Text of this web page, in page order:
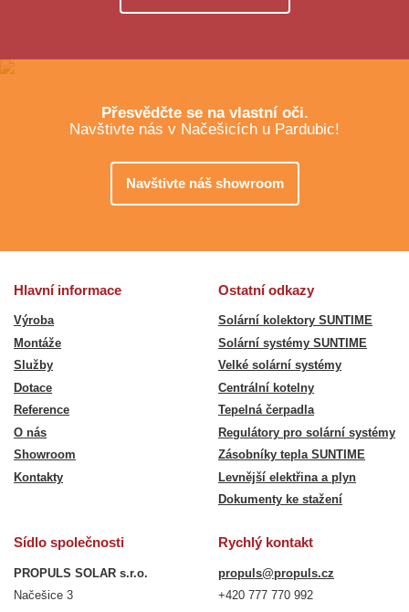
Přesvědčte se na vlastní oči.
Navštivte nás v Načešicích u Pardubic!
Navštivte náš showroom
Hlavní informace
Výroba
Montáže
Služby
Dotace
Reference
O nás
Showroom
Kontakty
Ostatní odkazy
Solární kolektory SUNTIME
Solární systémy SUNTIME
Velké solární systémy
Centrální kotelny
Tepelná čerpadla
Regulátory pro solární systémy
Zásobníky tepla SUNTIME
Levnější elektřina a plyn
Dokumenty ke stažení
Sídlo společnosti
PROPULS SOLAR s.r.o.
Načešice 3
Rychlý kontakt
propuls@propuls.cz
+420 777 770 992